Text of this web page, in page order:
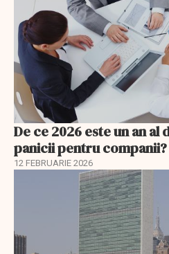
De ce 2026 este un an al
panicii pentru companii?
12 FEBRUARIE 2026